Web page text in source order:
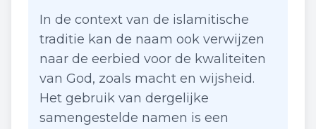
In de context van de islamitische
traditie kan de naam ook verwijzen
naar de eerbied voor de kwaliteiten
van God, zoals macht en wijsheid.
Het gebruik van dergelijke
samengestelde namen is een